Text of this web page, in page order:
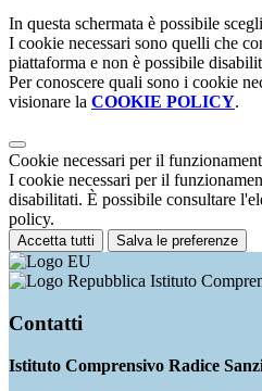
In questa schermata è possibile
I cookie necessari sono quelli che
piattaforma e non è possibile
Per conoscere quali sono i cookie
visionare la COOKIE POLICY.
Cookie necessari per il
I cookie necessari per il
disabilitati. È possibile consultare
policy.
Accetta tutti Salva le preferenze
Istituto
Contatti
Istituto Comprensivo Radice